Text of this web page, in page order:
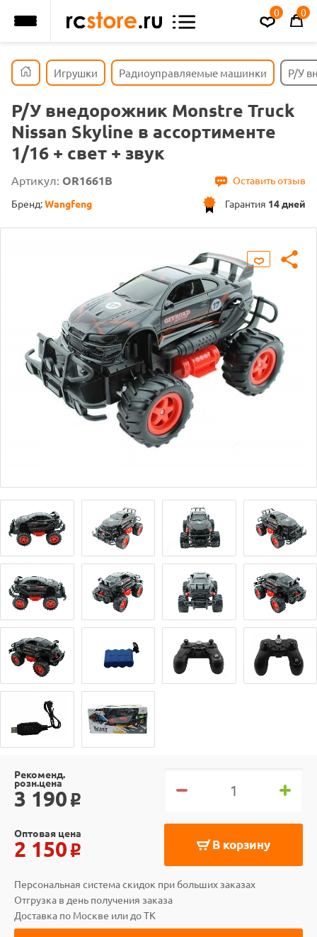
0 0
Игрушки Радиоуправляемые машинки Р/У
Р/У внедорожник Monstre Truck
Nissan Skyline в ассортименте
1/16 + свет + звук
Артикул: OR1661B
Оставить отзыв
Гарантия 14 дней
Бренд:Wangfeng
Рекоменд.
розн.цена
3 190 o
В корзину
Оптовая цена
2 150 o
Персональная система скидок при больших заказах
Отгрузка в день получения заказа
Доставка по Москве или до ТК